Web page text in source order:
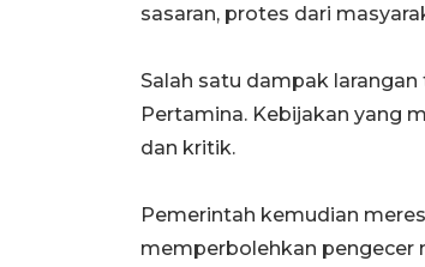
sasaran, protes dari
Salah satu dampak
Pertamina. Kebijakan yang
dan kritik.
Pemerintah kemudian
memperbolehkan pengecer